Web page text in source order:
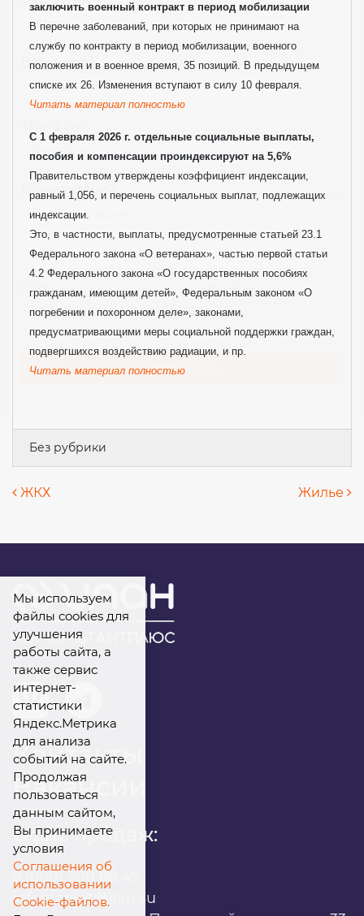
заключить военный контракт в период мобилизации
В перечне заболеваний, при которых не принимают на
службу по контракту в период мобилизации, военного
положения и в военное время, 35 позиций. В предыдущем
списке их 26. Изменения вступают в силу 10 февраля.
Читать материал полностью
С 1 февраля 2026 г. отдельные социальные выплаты,
пособия и компенсации проиндексируют на 5,6%
Правительством утверждены коэффициент индексации,
равный 1,056, и перечень социальных выплат, подлежащих
индексации.
Это, в частности, выплаты, предусмотренные статьей 23.1
Федерального закона «О ветеранах», частью первой статьи
4.2 Федерального закона «О государственных пособиях
гражданам, имеющим детей», Федеральным законом «О
погребении и похоронном деле», законами,
предусматривающими меры социальной поддержки граждан,
подвергшихся воздействию радиации, и пр.
Читать материал полностью
Без рубрики
Навигация по записям
ЖКХ Жилье
Контакты
Вакансии
Офис продаж:
infomarket@ilan.su
Ваш e-mail *
Комментарий
Я даюсвое согласие на обработку
персональных данных
Мы используем
файлы cookies для
улучшения
работы сайта, а
также сервис
интернет-
статистики
Яндекс.Метрика
для анализа
событий на сайте.
Продолжая
пользоваться
данным сайтом,
Вы принимаете
условия
Соглашения об
использовании
Cookie-файлов.